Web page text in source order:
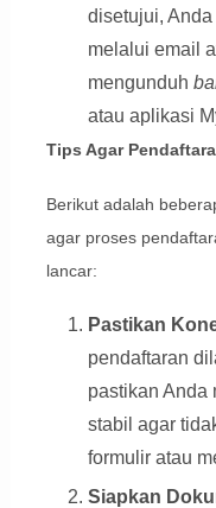
disetujui,
melalui email
mengunduh
atau aplikasi
Tips Agar
Berikut adalah
agar proses
lancar:
Pastikan
pendaftaran
pastikan Anda
stabil agar
formulir atau
Siapkan